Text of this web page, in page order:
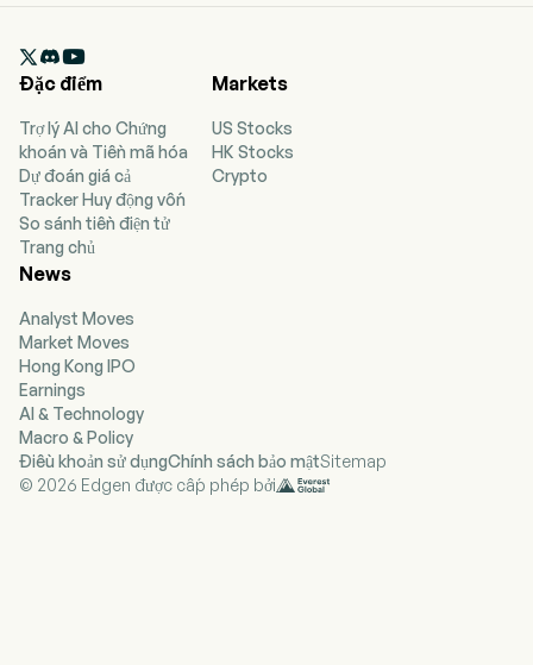
Inc. (the Fund) is a closed-end management
investment company. Its investment objective is
investment program consists primarily of
investing in a portfolio of equity securities of
technology and technology-related companies
and writing call options on the National
Association of Securities Dealers Automated
Quotations (NASDAQ) 100 Index or its exchange-
traded fund equivalent (the NASDAQ 100) on a
or write other call and put options on securities,
indices, exchange-traded funds (ETFs) and
market baskets of securities. The Fund may hold
foreign securities of issuers located or doing
substantial business in emerging markets. The
company invests in various sectors, such as
communication services, biotechnology,
industrials, financials and information

Đặc điểm
Trợ lý AI cho Chứng
khoán và Tiền mã hóa
Dự đoán giá cả
Tracker Huy động vốn
So sánh tiền điện tử
Trang chủ
Markets
US Stocks
HK Stocks
Crypto
News
Analyst Moves
Market Moves
Hong Kong IPO
Earnings
AI & Technology
Macro & Policy
Điều khoản sử dụngChính sách bảo mậtSitemap
© 2026 Edgen được cấp phép bởi